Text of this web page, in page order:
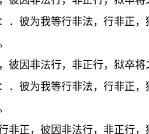
彼为我等行非法，行非正，
彼因非法行，非正行，狱卒
彼为我等行非法，行非正，
非正，彼因非法行，非正行